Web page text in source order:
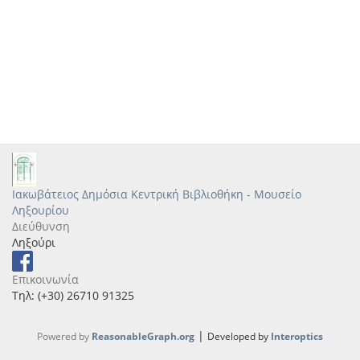
Ιακωβάτειος Δημόσια Κεντρική Βιβλιοθήκη - Μουσείο
Ληξουρίου
Διεύθυνση
Ληξούρι
Επικοινωνία
Τηλ: (+30) 26710 91325
Powered by ReasonableGraph.org | Developed by Interoptics